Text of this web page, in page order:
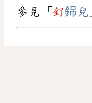
參見「 釕銱兒